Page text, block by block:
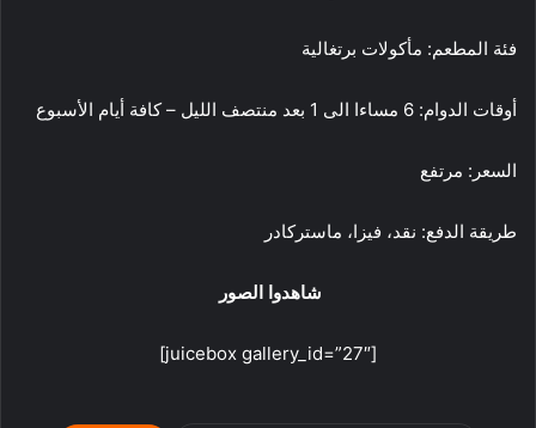
فئة المطعم: مأكولات برتغالية
أوقات الدوام: 6 مساءا الى 1 بعد منتصف الليل – كافة أيام الأسبوع
السعر: مرتفع
طريقة الدفع: نقد، فيزا، ماستركادر
شاهدوا الصور
[juicebox gallery_id=”27″]